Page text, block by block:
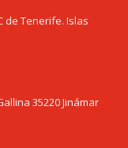
de Tenerife. Islas
35220 Jinámar